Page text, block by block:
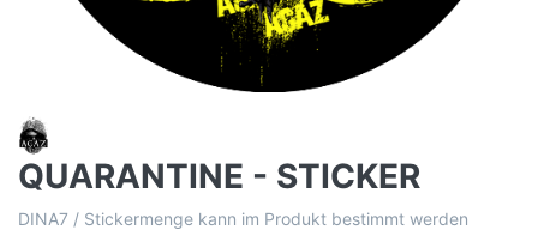
QUARANTINE - STICKER
DINA7 / Stickermenge kann im Produkt bestimmt werden